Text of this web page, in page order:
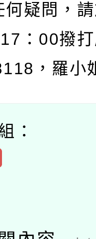
何疑問，
：00撥
，羅小
：